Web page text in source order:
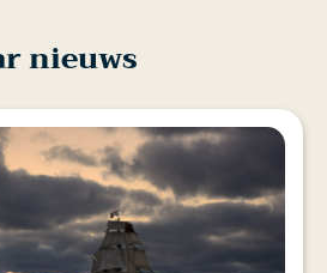
nieuws